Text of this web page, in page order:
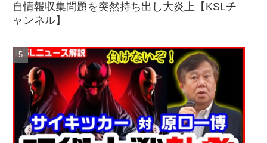
自情報収集問題を突然持ち出し大炎上【KSLチ
ャンネル】